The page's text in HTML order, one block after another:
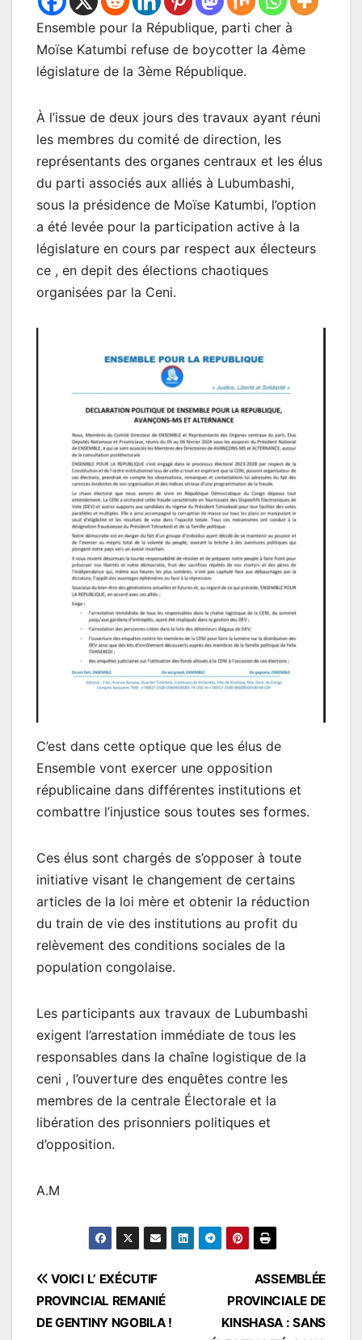
Ensemble pour la République, parti cher à
Moïse Katumbi refuse de boycotter la 4ème
législature de la 3ème République.
À l’issue de deux jours des travaux ayant réuni
les membres du comité de direction, les
représentants des organes centraux et les élus
du parti associés aux alliés à Lubumbashi,
sous la présidence de Moïse Katumbi, l’option
a été levée pour la participation active à la
législature en cours par respect aux électeurs
ce , en depit des élections chaotiques
organisées par la Ceni.
C’est dans cette optique que les élus de
Ensemble vont exercer une opposition
républicaine dans différentes institutions et
combattre l’injustice sous toutes ses formes.
Ces élus sont chargés de s’opposer à toute
initiative visant le changement de certains
articles de la loi mère et obtenir la réduction
du train de vie des institutions au profit du
relèvement des conditions sociales de la
population congolaise.
Les participants aux travaux de Lubumbashi
exigent l’arrestation immédiate de tous les
responsables dans la chaîne logistique de la
ceni , l’ouverture des enquêtes contre les
membres de la centrale Électorale et la
libération des prisonniers politiques et
d’opposition.
A.M
Navigation
de
ASSEMBLÉE
PROVINCIALE DE
KINSHASA : SANS
VOICI L’ EXÉCUTIF
PROVINCIAL REMANIÉ
DE GENTINY NGOBILA !